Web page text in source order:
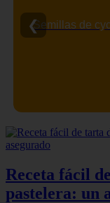
Semillas de
❮
Receta fácil
pastelera: un